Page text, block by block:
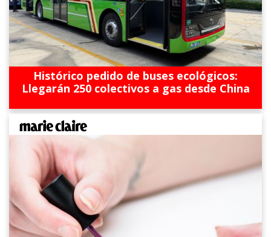
Histórico pedido de buses ecológicos:
Llegarán 250 colectivos a gas desde China